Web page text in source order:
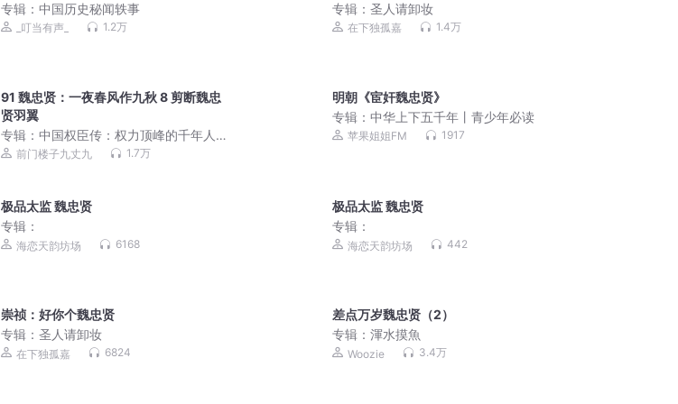
专辑：中国历史秘闻轶事
_叮当有声_ 1.2万
专辑：圣人请卸妆
在下独孤嘉 1.4万
91 魏忠贤：一夜春风作九秋 8 剪断魏忠
贤羽翼
专辑：中国权臣传：权力顶峰的千年人
性博弈与阴暗法则丨读懂历史潜规则 |
前门楼子九丈九 1.7万
明朝《宦奸魏忠贤》
专辑：中华上下五千年丨青少年必读
苹果姐姐FM 1917
极品太监 魏忠贤
专辑：
海恋天韵坊场 6168
极品太监 魏忠贤
专辑：
海恋天韵坊场 442
崇祯：好你个魏忠贤
专辑：圣人请卸妆
在下独孤嘉 6824
差点万岁魏忠贤（2）
专辑：渾水摸魚
Woozie 3.4万